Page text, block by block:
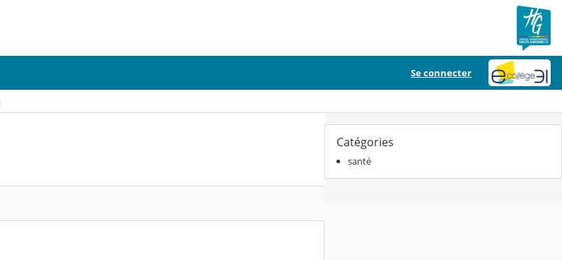
Se connecter
Catégories
santé